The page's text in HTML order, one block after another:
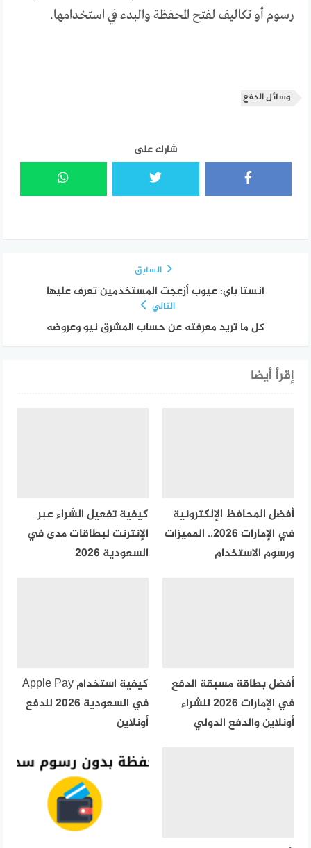
رسوم أو تكاليف لفتح المحفظة والبدء في استخدامها.
وسائل الدفع
شارك على
السابق
انستا باي: عيوب أزعجت المستخدمين تعرف عليها
التالي
كل ما تريد معرفته عن حساب المشرق نيو وعروضه
إقرأ أيضا
أفضل المحافظ الإلكترونية
في الإمارات 2026.. المميزات
ورسوم الاستخدام
كيفية تفعيل الشراء عبر
الإنترنت لبطاقات مدى في
السعودية 2026
أفضل بطاقة مسبقة الدفع
في الإمارات 2026 للشراء
أونلاين والدفع الدولي
كيفية استخدام Apple Pay
في السعودية 2026 للدفع
أونلاين